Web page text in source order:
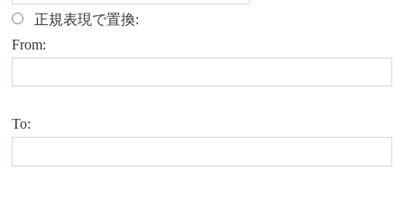
正規表現で置換:
From:
To: